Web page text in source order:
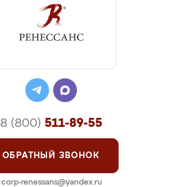
8 (800) 511-89-55
ОБРАТНЫЙ ЗВОНОК
corp-renessans@yandex.ru